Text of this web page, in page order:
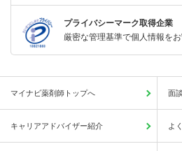
プライバシーマーク取得企業
厳密な管理基準で個人情報をお
マイナビ薬剤師トップへ 面
キャリアアドバイザー紹介 よ